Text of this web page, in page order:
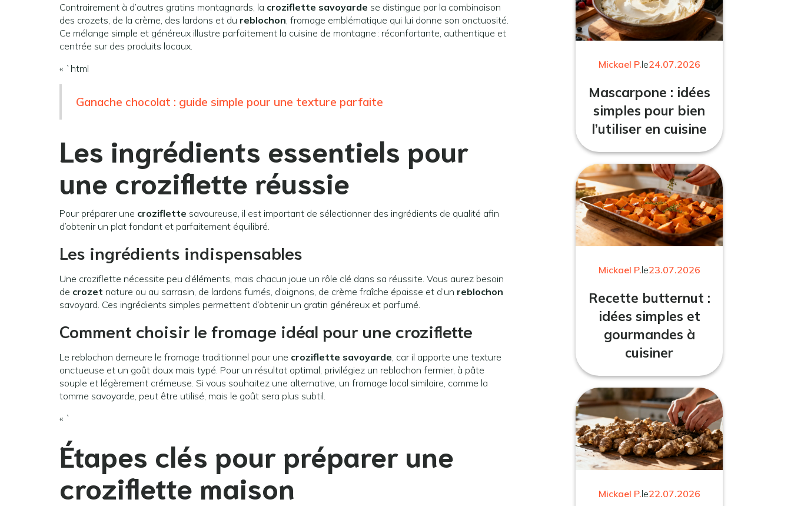
Contrairement à d’autres gratins montagnards, la croziflette savoyarde se distingue par la combinaison
des crozets, de la crème, des lardons et du reblochon, fromage emblématique qui lui donne son onctuosité.
Ce mélange simple et généreux illustre parfaitement la cuisine de montagne : réconfortante, authentique et
centrée sur des produits locaux.
« `html
Ganache chocolat : guide simple pour une texture parfaite
Les ingrédients essentiels pour
une croziflette réussie
Pour préparer une croziflette savoureuse, il est important de sélectionner des ingrédients de qualité afin
d’obtenir un plat fondant et parfaitement équilibré.
Les ingrédients indispensables
Une croziflette nécessite peu d’éléments, mais chacun joue un rôle clé dans sa réussite. Vous aurez besoin
de crozet nature ou au sarrasin, de lardons fumés, d’oignons, de crème fraîche épaisse et d’un reblochon
savoyard. Ces ingrédients simples permettent d’obtenir un gratin généreux et parfumé.
Comment choisir le fromage idéal pour une croziflette
Le reblochon demeure le fromage traditionnel pour une croziflette savoyarde, car il apporte une texture
onctueuse et un goût doux mais typé. Pour un résultat optimal, privilégiez un reblochon fermier, à pâte
souple et légèrement crémeuse. Si vous souhaitez une alternative, un fromage local similaire, comme la
tomme savoyarde, peut être utilisé, mais le goût sera plus subtil.
« `
Étapes clés pour préparer une
croziflette maison
Mickael P.le24.07.2026
Mascarpone : idées
simples pour bien
l’utiliser en cuisine
Mickael P.le23.07.2026
Recette butternut :
idées simples et
gourmandes à
cuisiner
Mickael P.le22.07.2026